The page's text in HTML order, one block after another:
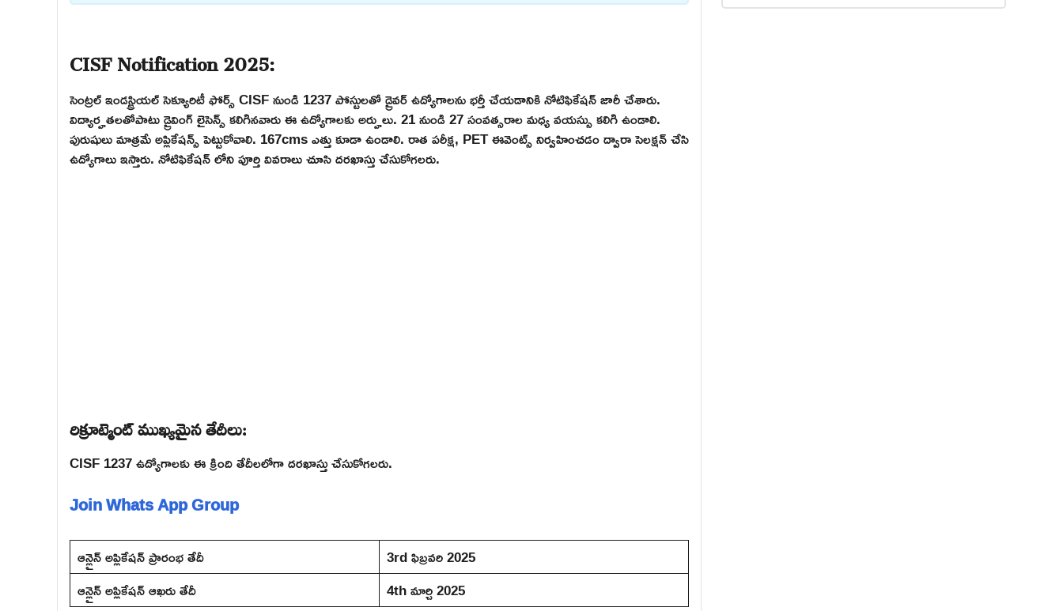
CISF Notification 2025:
సెంట్రల్ ఇండస్ట్రియల్ సెక్యూరిటీ ఫోర్స్ CISF నుండి 1237 పోస్టులతో డ్రైవర్ ఉద్యోగాలను భర్తీ చేయడానికి నోటిఫికేషన్ జారీ చేశారు.
విద్యార్హతలతోపాటు డ్రైవింగ్ లైసెన్స్ కలిగినవారు ఈ ఉద్యోగాలకు అర్హులు. 21 నుండి 27 సంవత్సరాల మధ్య వయస్సు కలిగి ఉండాలి.
పురుషులు మాత్రమే అప్లికేషన్స్ పెట్టుకోవాలి. 167cms ఎత్తు కూడా ఉండాలి. రాత పరీక్ష, PET ఈవెంట్స్ నిర్వహించడం ద్వారా సెలక్షన్ చేసి
ఉద్యోగాలు ఇస్తారు. నోటిఫికేషన్ లోని పూర్తి వివరాలు చూసి దరఖాస్తు చేసుకోగలరు.
రిక్రూట్మెంట్ ముఖ్యమైన తేదీలు:
CISF 1237 ఉద్యోగాలకు ఈ క్రింది తేదీలలోగా దరఖాస్తు చేసుకోగలరు.
Join Whats App Group
ఆన్లైన్ అప్లికేషన్ ప్రారంభ తేదీ
3rd ఫిబ్రవరి 2025
ఆన్లైన్ అప్లికేషన్ ఆఖరు తేదీ
4th మార్చి 2025